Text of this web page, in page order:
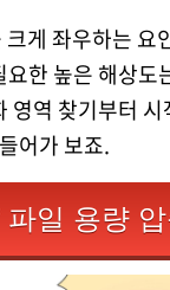
게 좌우하는
한 높은 해상도
영역 찾기부터
어가 보죠.
파일 용량